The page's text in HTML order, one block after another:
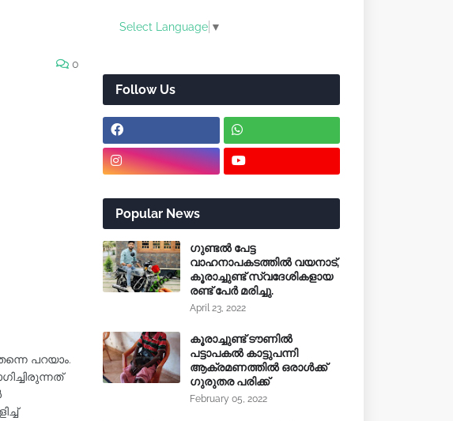
0
പറയാം.
Select Language ▼
Follow Us
Popular News
ഗുണ്ടൽ പേട്ട
വാഹനാപകടത്തിൽ വയനാട്,
കൂരാച്ചുണ്ട് സ്വദേശികളായ
രണ്ട് പേർ മരിച്ചു.
April 23, 2022
കൂരാച്ചുണ്ട് ടൗണിൽ
പട്ടാപകൽ കാട്ടുപന്നി
ആക്രമണത്തിൽ ഒരാൾക്ക്
ഗുരുതര പരിക്ക്
February 05, 2022